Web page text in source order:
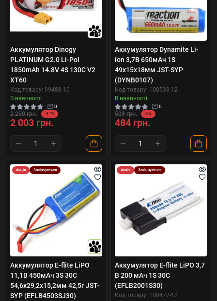
10
Аккумулятор Dinogy
PLATINUM G2.0 Li-Pol
1850mAh 14.8V 4S 130C V2
XT60
Код товару: 99488-10
В наявності
0
2 250 грн. -11%
2 003 грн.
Аккумулятор Dynamite Li-
ion 3,7В 650мАч 1S
49х15х18мм JST-SYP
(DYNB0107)
Код товару: 100533-12
В наявності
0
509 грн. -5%
484 грн.
Акція Закінчується
10
Аккумулятор E-flite LiPO
11,1В 450мАч 3S 30C
54,6х29,2х15,2мм 42,5г JST-
SYP (EFLB4503SJ30)
Акція Закінчується
Аккумулятор E-flite LiPO 3,7
В 200 мАч 1S 30С
(EFLB2001S30)
Код товару: 100477-12